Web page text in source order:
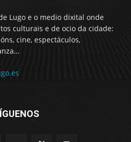
Lugo e o medio dixital onde
culturais e de ocio da cidade:
cine, espectáculos,